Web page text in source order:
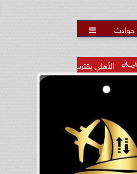
حوادث 
من حسم صفقة محمود صلاح بعد تقارب